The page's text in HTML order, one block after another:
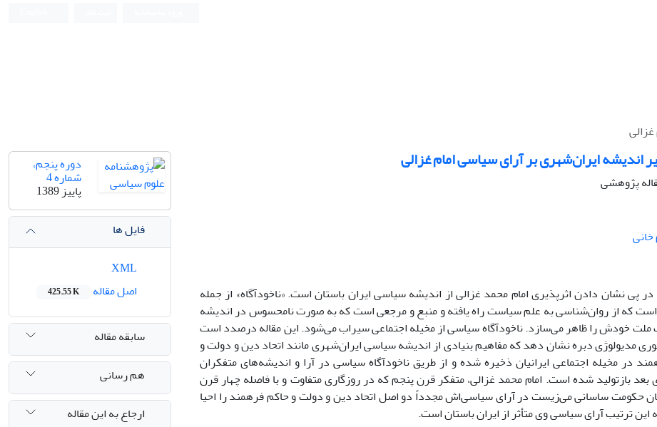
اندیشه ایران‌شهری بر آرای سیاسی امام غزالی
پژوهشی
در پی نشان دادن اثرپذیری امام محمد غزالی از اندیشه سیاسی ایران باستان است. «ناخودآگاه» از جمله
که از روان‌شناسی به علم سیاست راه یافته و منبع و مرجعی است که به صورت نامحسوس در اندیشه
خودش را ظاهر می‌سازد. ناخودآگاه سیاسی از مخیله اجتماعی سیراب می‌شود. این مقاله درصدد است
مدیولوژی دبره نشان دهد که مفاهیم بنیادی از اندیشه سیاسی ایران‌شهری مانند اتحاد دین و دولت و
در مخیله اجتماعی ایرانیان ذخیره شده و از طریق ناخودآگاه سیاسی در آرا و اندیشه‌های متفکران
بعد بازتولید شده است. امام محمد غزالی، متفکر قرن پنجم که در روزگاری متفاوت و با فاصله چهار قرن
حکومت ساسانی می‌زیست در آرای سیاسی‌اش مجدداً دو اصل اتحاد دین و دولت و حاکم فرهمند را احیا
این ترتیب آرای سیاسی وی متأثر از ایران باستان است.
دوره پنجم،
شماره 4
پاییز 1389
فایل ها
اصل مقاله
425.55 K
سابقه مقاله
هم رسانی
ارجاع به این مقاله